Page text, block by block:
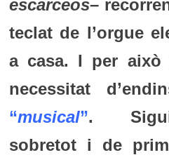
escarceos–
teclat de l’orgue
a casa. I per això
necessitat
“musical”. Sigui
sobretot i de